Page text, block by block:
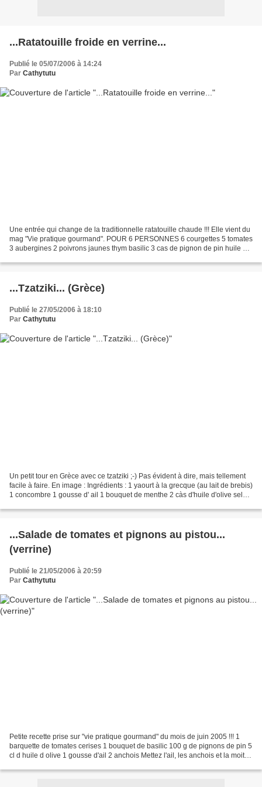
...Ratatouille froide en verrine...
Publié le 05/07/2006 à 14:24
Par Cathytutu
Une entrée qui change de la traditionnelle ratatouille chaude !!! Elle vient du
mag "Vie pratique gourmand". POUR 6 PERSONNES 6 courgettes 5 tomates
3 aubergines 2 poivrons jaunes thym basilic 3 cas de pignon de pin huile d'
...Tzatziki... (Grèce)
Publié le 27/05/2006 à 18:10
Par Cathytutu
Un petit tour en Grèce avec ce tzatziki ;-) Pas évident à dire, mais tellement
facile à faire. En image : Ingrédients : 1 yaourt à la grecque (au lait de brebis)
1 concombre 1 gousse d' ail 1 bouquet de menthe 2 càs d'huile d'olive sel
...Salade de tomates et pignons au pistou...
(verrine)
Publié le 21/05/2006 à 20:59
Par Cathytutu
Petite recette prise sur "vie pratique gourmand" du mois de juin 2005 !!! 1
barquette de tomates cerises 1 bouquet de basilic 100 g de pignons de pin 5
cl d huile d olive 1 gousse d'ail 2 anchois Mettez l'ail, les anchois et la moitié